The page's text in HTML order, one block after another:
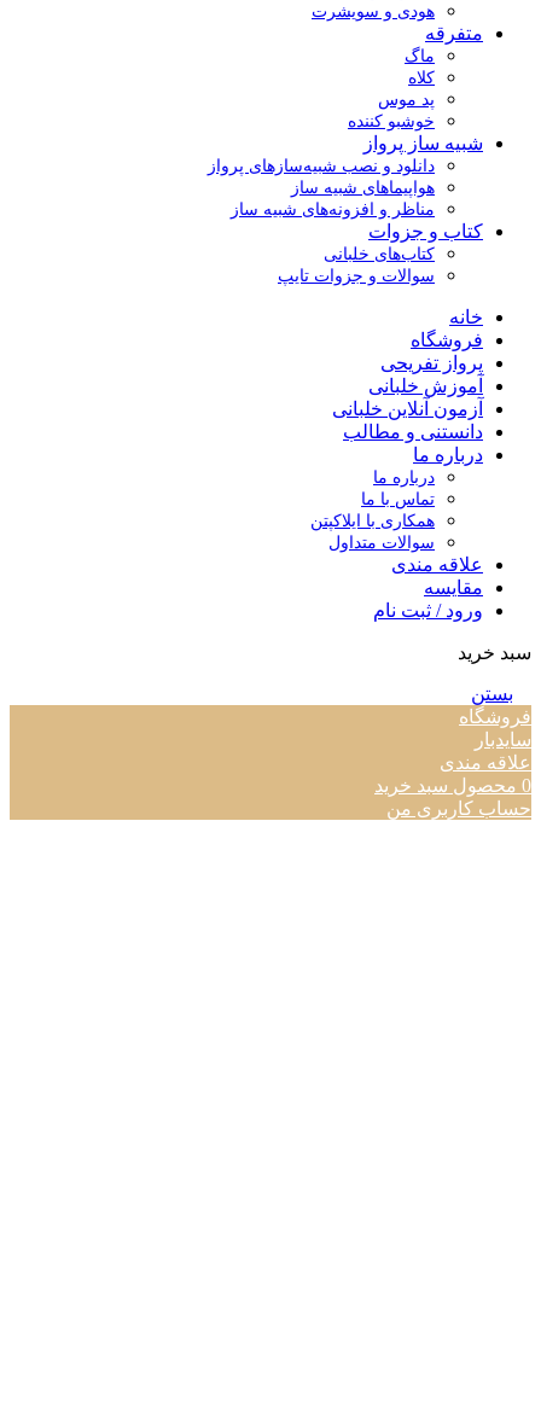
هودی و سویشرت
متفرقه
ماگ
کلاه
پد موس
خوشبو کننده
شبیه ساز پرواز
دانلود و نصب شبیه‌سازهای پرواز
هواپیماهای شبیه ساز
مناظر و افزونه‌های شبیه ساز
کتاب و جزوات
کتاب‌های خلبانی
سوالات و جزوات تایپ
خانه
فروشگاه
پرواز تفریحی
آموزش خلبانی
آزمون آنلاین خلبانی
دانستنی و مطالب
درباره ما
درباره ما
تماس با ما
همکاری با ایلاکپتن
سوالات متداول
علاقه مندی
مقایسه
ورود / ثبت نام
سبد خرید
بستن
فروشگاه
سایدبار
علاقه مندی
0 محصول سبد خرید
حساب کاربری من